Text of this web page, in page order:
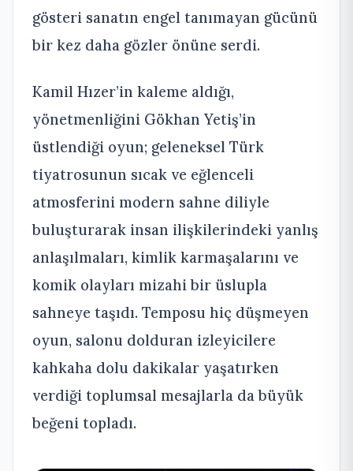
gösteri sanatın engel tanımayan gücünü
bir kez daha gözler önüne serdi.
Kamil Hızer’in kaleme aldığı,
yönetmenliğini Gökhan Yetiş’in
üstlendiği oyun; geleneksel Türk
tiyatrosunun sıcak ve eğlenceli
atmosferini modern sahne diliyle
buluşturarak insan ilişkilerindeki yanlış
anlaşılmaları, kimlik karmaşalarını ve
komik olayları mizahi bir üslupla
sahneye taşıdı. Temposu hiç düşmeyen
oyun, salonu dolduran izleyicilere
kahkaha dolu dakikalar yaşatırken
verdiği toplumsal mesajlarla da büyük
beğeni topladı.